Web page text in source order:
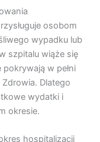
osobom
wypadku lub
szpitalu wiąże się
w pełni
Dlatego
wydatki i
okresie.
hospitalizacji